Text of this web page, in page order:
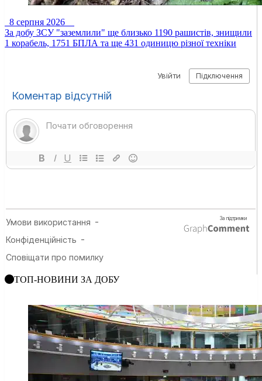
8 серпня 2026
За добу ЗСУ "заземлили" ще близько 1190 рашистів, знищили
1 корабель, 1751 БПЛА та ще 431 одиницю різної техніки
ТОП-НОВИНИ ЗА ДОБУ